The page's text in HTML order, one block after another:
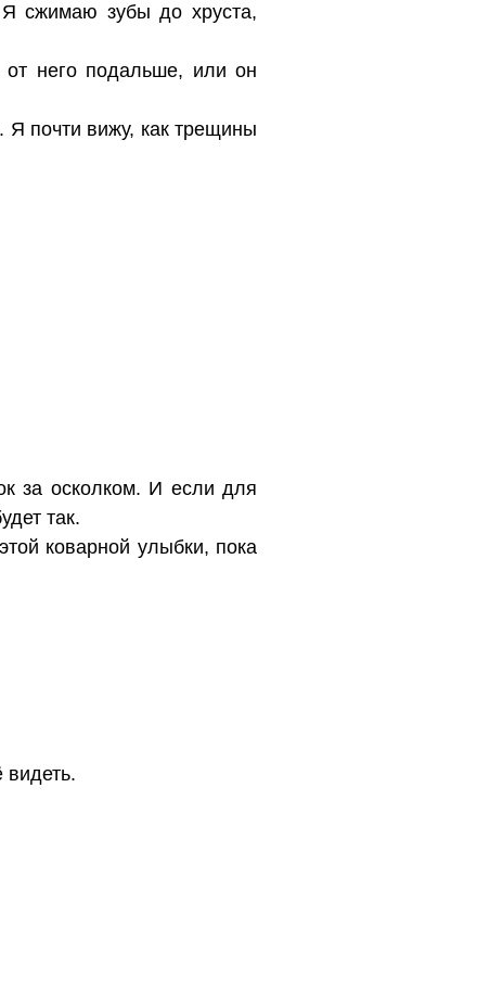
Я сжимаю зубы до хруста,
от него подальше, или он
Я почти вижу, как трещины
за осколком. И если для
так.
коварной улыбки, пока